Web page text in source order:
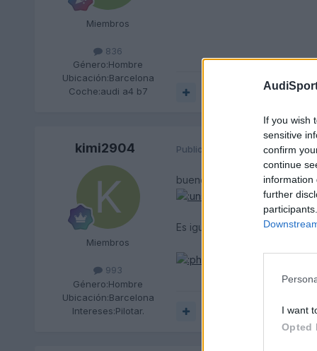
If you wish
sensitive
confirm
continue
information
further
I want
Opted
Miembros
836
Género:Hombre
Ubicación:Barcelona
Coche:audi a4 b7
kimi2904
Miembros
993
Género:Hombre
Ubicación:Barcelona
Intereses:Pilotar.
Publicado 24 de Febrero del
bueno no pasa nada.
Es igual.